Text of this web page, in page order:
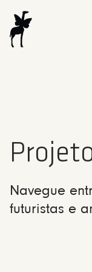
Navegue
futuristas e